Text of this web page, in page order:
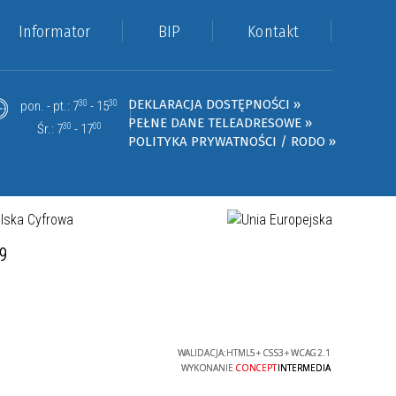
Informator BIP Kontakt
pon. - pt.: 730 - 1530
Śr.: 730 - 1700
DEKLARACJA DOSTĘPNOŚCI »
PEŁNE DANE TELEADRESOWE »
POLITYKA PRYWATNOŚCI / RODO »
WALIDACJA:HTML5+ CSS3+WCAG 2.1
WYKONANIE CONCEPTINTERMEDIA